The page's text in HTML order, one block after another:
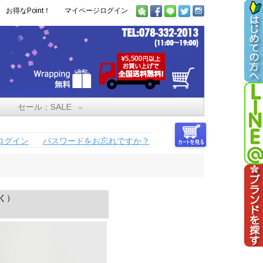
お得なPoint！ マイページログイン
セール：SALE
グイン パスワードをお忘れですか？
）